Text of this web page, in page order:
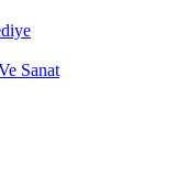
Sanat